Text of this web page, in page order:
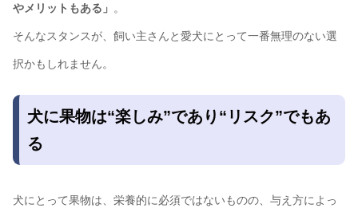
やメリットもある」 。
そんなスタンスが、飼い主さんと愛犬にとって一番無理のない選
択かもしれません。
犬に果物は“楽しみ”であり“リスク”でもあ
る
犬にとって果物は、栄養的に必須ではないものの、与え方によっ